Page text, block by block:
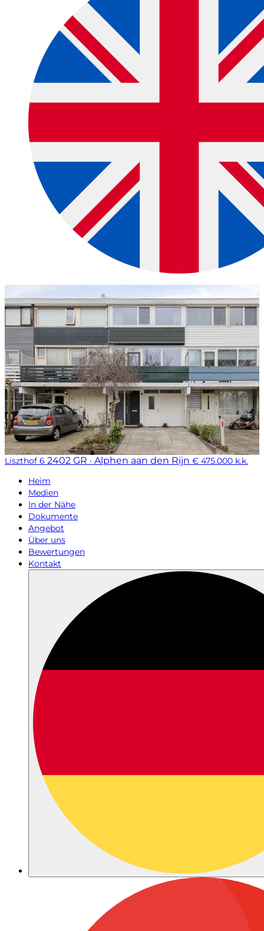
Liszthof 6 2402 GR · Alphen aan den Rijn € 475.000 k.k.
Heim
Medien
In der Nähe
Dokumente
Angebot
Über uns
Bewertungen
Kontakt